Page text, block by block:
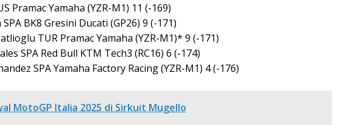
Pramac Yamaha (YZR-M1) 11 (-169)
BK8 Gresini Ducati (GP26) 9 (-171)
TUR Pramac Yamaha (YZR-M1)* 9 (-171)
SPA Red Bull KTM Tech3 (RC16) 6 (-174)
SPA Yamaha Factory Racing (YZR-M1) 4 (-176)
MotoGP Italia 2025 di Sirkuit Mugello